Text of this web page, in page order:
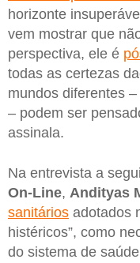
horizonte
vem mostrar que
perspectiva, ele é
todas as certezas
mundos diferentes
– podem ser
assinala.
Na entrevista a
On-Line, Andityas
sanitários adotados
histéricos”, como
do sistema de